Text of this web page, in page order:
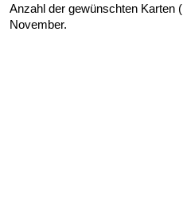
Anzahl der gewünschten Karten
November.